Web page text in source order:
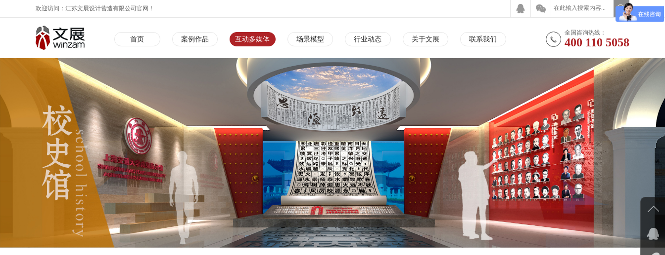
欢迎访问：江苏文展设计营造有限公司官网！
首页 案例作品 互动多媒体 场景模型 行业动态 关于文展 联系我们
全国咨询热线：
400 110 5058